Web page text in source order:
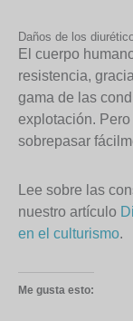
Daños de los
El cuerpo
resistencia,
gama de las
explotación.
sobrepasar
Lee sobre las
nuestro artículo
en el culturismo.
Me gusta esto: